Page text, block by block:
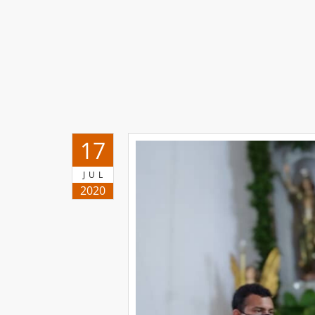
17
JUL
2020